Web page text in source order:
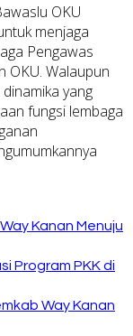
OKU
menjaga
Pengawas
OKU. Walaupun
yang
fungsi lembaga
Kanan Menuju
Program PKK di
Way Kanan